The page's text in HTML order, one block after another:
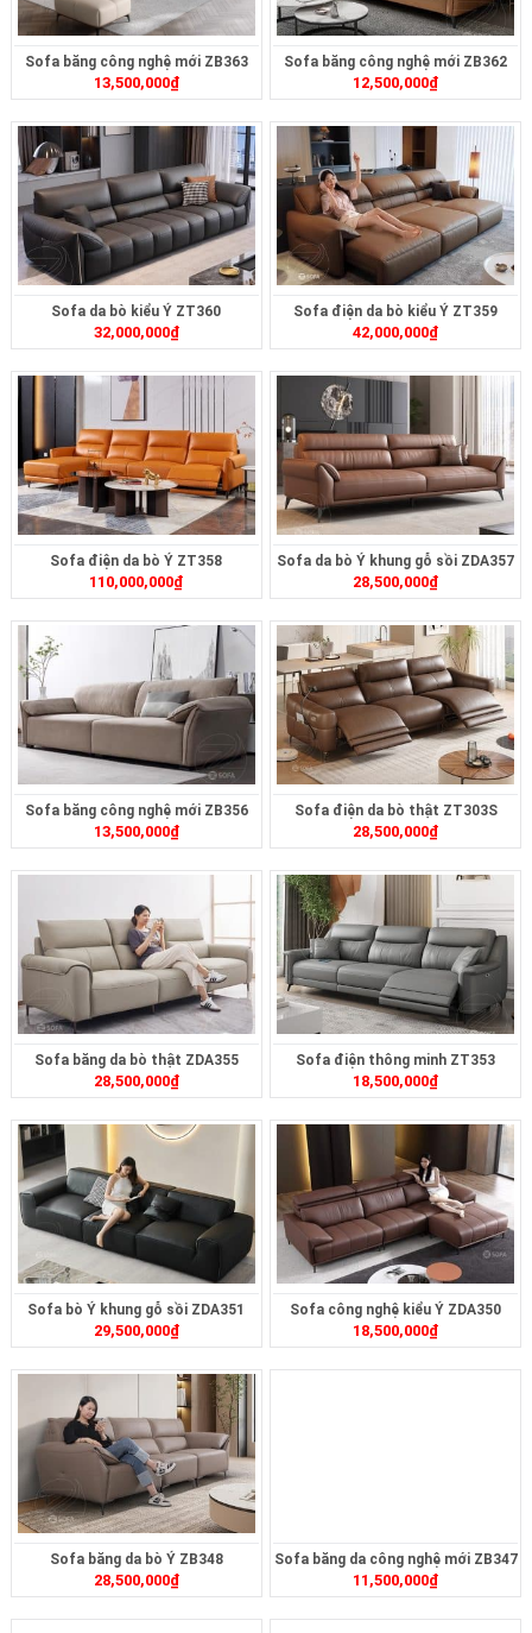
Sofa băng công nghệ mới ZB363
13,500,000₫
Sofa băng công nghệ mới ZB362
12,500,000₫
Sofa da bò kiểu Ý ZT360
32,000,000₫
Sofa điện da bò kiểu Ý ZT359
42,000,000₫
Sofa điện da bò Ý ZT358
110,000,000₫
Sofa da bò Ý khung gỗ sồi ZDA357
28,500,000₫
Sofa băng công nghệ mới ZB356
13,500,000₫
Sofa điện da bò thật ZT303S
28,500,000₫
Sofa băng da bò thật ZDA355
28,500,000₫
Sofa điện thông minh ZT353
18,500,000₫
Sofa bò Ý khung gỗ sồi ZDA351
29,500,000₫
Sofa công nghệ kiểu Ý ZDA350
18,500,000₫
Sofa băng da bò Ý ZB348
28,500,000₫
Sofa băng da công nghệ mới ZB347
11,500,000₫